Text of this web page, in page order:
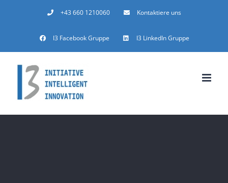
+43 660 1210060 Kontaktiere uns
I3 Facebook Gruppe I3 LinkedIn Gruppe